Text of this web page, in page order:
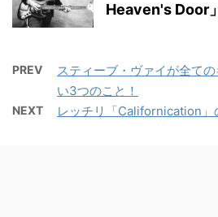
Heaven's Door
PREV
スティーブ・ヴァイが全て
い3つのこと！
NEXT レッチリ「Californication」